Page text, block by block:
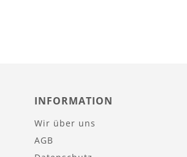
INFORMATION
Wir über uns
AGB